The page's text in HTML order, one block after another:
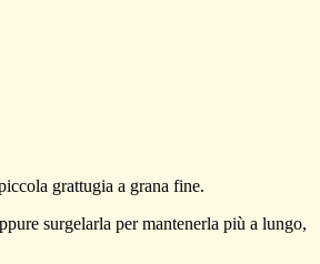
grattugia a grana fine.
surgelarla per mantenerla più a lungo,